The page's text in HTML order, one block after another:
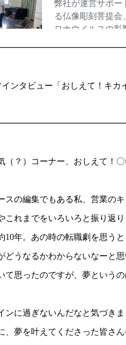
ンタビュー「おしえて！キカ
（？）コーナー、おしえて！
スの編集でもある私、営業の
これまでをいろいろと振り返り
10年。あの時の転職劇を思うと
どうなるかわからないなーと思
て思ったのですが、夢という
ンに過ぎないんだなと気づきま
、夢を叶えてくださった皆さん